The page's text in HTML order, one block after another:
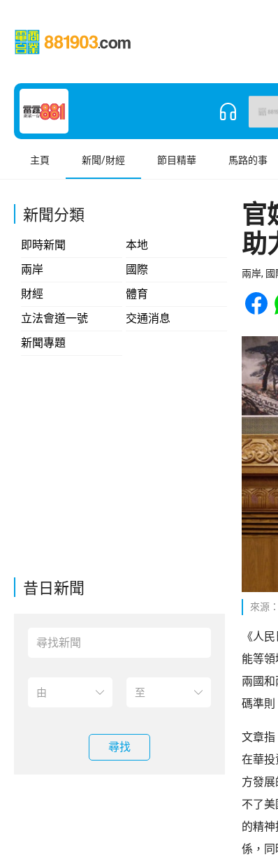
主頁 新聞/財經 節目精華 馬路的事
新聞分類
即時新聞
本地
兩岸
國際
財經
體育
立法會道一號
交通消息
新聞專題
昔日新聞
尋找
官
助
兩岸, 國
Share
來源
《人
能等
兩國
碼準則
文章指
在華
方發
不了
的精
係，同